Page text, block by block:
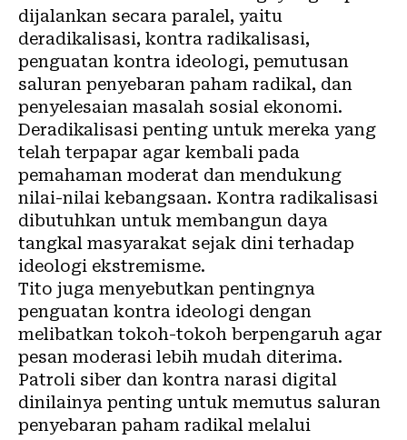
dijalankan secara paralel, yaitu
deradikalisasi, kontra radikalisasi,
penguatan kontra ideologi, pemutusan
saluran penyebaran paham radikal, dan
penyelesaian masalah sosial ekonomi.
Deradikalisasi penting untuk mereka yang
telah terpapar agar kembali pada
pemahaman moderat dan mendukung
nilai-nilai kebangsaan. Kontra radikalisasi
dibutuhkan untuk membangun daya
tangkal masyarakat sejak dini terhadap
ideologi ekstremisme.
Tito juga menyebutkan pentingnya
penguatan kontra ideologi dengan
melibatkan tokoh-tokoh berpengaruh agar
pesan moderasi lebih mudah diterima.
Patroli siber dan kontra narasi digital
dinilainya penting untuk memutus saluran
penyebaran paham radikal melalui